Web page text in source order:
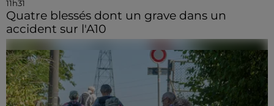
11h31
Quatre blessés dont un grave dans un
accident sur l'A10